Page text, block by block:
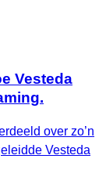
Vesteda
over zo’n
Vesteda